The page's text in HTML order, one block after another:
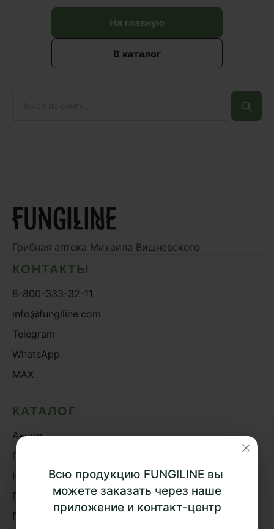
Всю продукцию FUNGILINE вы
можете заказать через наше
приложение и контакт-центр
На главную
В каталог
Грибная аптека Михаила Вишневского
КОНТАКТЫ
8-800-333-32-11
info@fungiline.com
Telegram
WhatsApp
MAX
КАТАЛОГ
Акции
Грибная аптека
Наборы
Грибная косметика
Грибное питание